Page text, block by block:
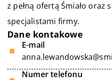
z pełną ofertą Śmiało oraz
specjalistami firmy.
Dane kontakowe
E-mail
Numer telefonu